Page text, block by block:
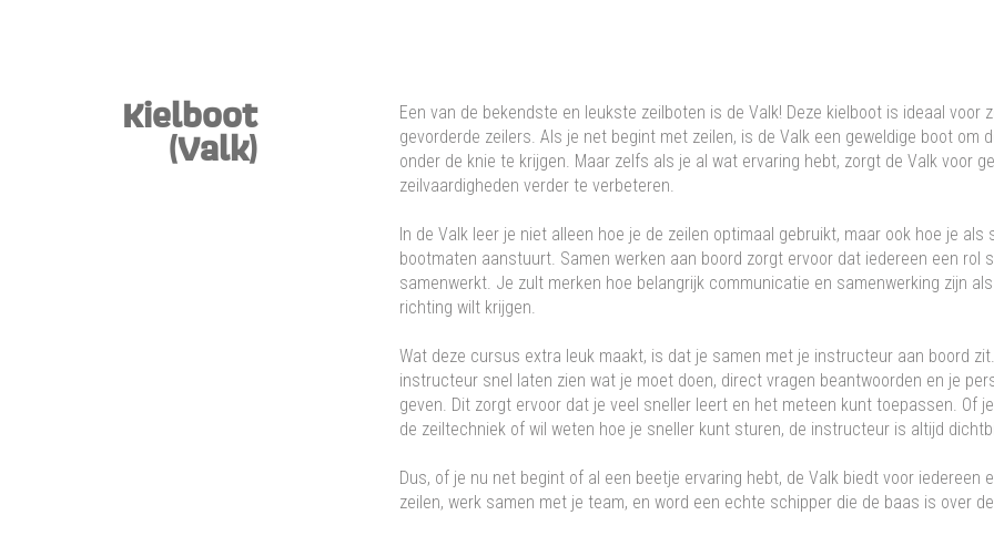
Kielboot
(Valk)
Een van de bekendste en leukste zeilboten is de Valk! Deze kielboot is ideaal voor
gevorderde zeilers. Als je net begint met zeilen, is de Valk een geweldige boot om
onder de knie te krijgen. Maar zelfs als je al wat ervaring hebt, zorgt de Valk voor
zeilvaardigheden verder te verbeteren.
In de Valk leer je niet alleen hoe je de zeilen optimaal gebruikt, maar ook hoe je
bootmaten aanstuurt. Samen werken aan boord zorgt ervoor dat iedereen een rol
samenwerkt. Je zult merken hoe belangrijk communicatie en samenwerking zijn
richting wilt krijgen.
Wat deze cursus extra leuk maakt, is dat je samen met je instructeur aan boord
instructeur snel laten zien wat je moet doen, direct vragen beantwoorden en je
geven. Dit zorgt ervoor dat je veel sneller leert en het meteen kunt toepassen. Of
de zeiltechniek of wil weten hoe je sneller kunt sturen, de instructeur is altijd
Dus, of je nu net begint of al een beetje ervaring hebt, de Valk biedt voor iedereen
zeilen, werk samen met je team, en word een echte schipper die de baas is over